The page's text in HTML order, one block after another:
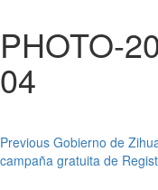
PHOTO-
04
Post
navigation
Previous Gobierno de
campaña gratuita de